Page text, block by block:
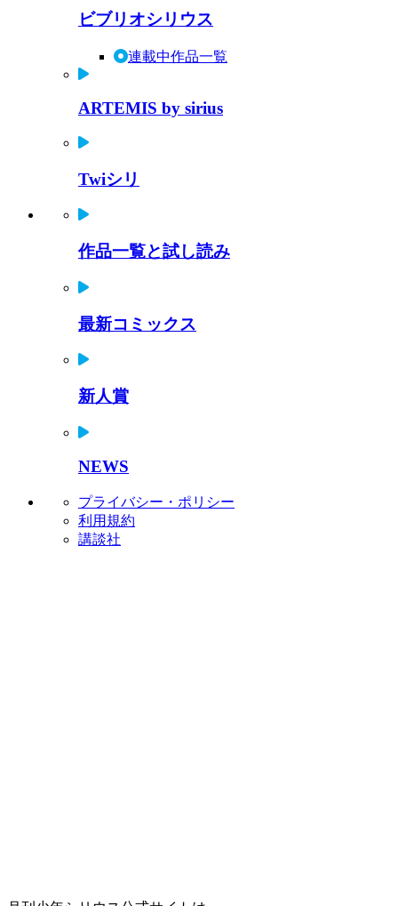
ビブリオシリウス
連載中作品一覧
ARTEMIS by sirius
Twiシリ
作品一覧と試し読み
最新コミックス
新人賞
NEWS
プライバシー・ポリシー
利用規約
講談社